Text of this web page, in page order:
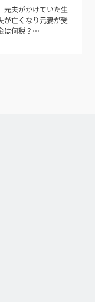
元夫がかけていた生
亡くなり元妻が受
は何税？…